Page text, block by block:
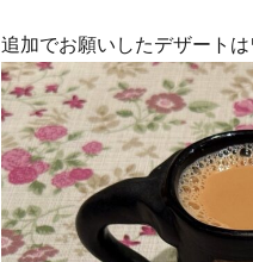
追加でお願いしたデザート